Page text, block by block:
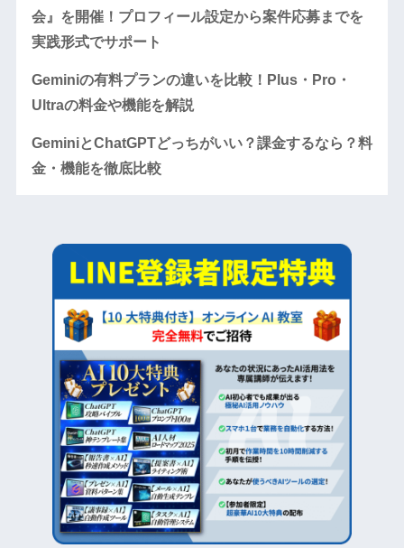
会』を開催！プロフィール設定から案件応募までを
実践形式でサポート
Geminiの有料プランの違いを比較！Plus・Pro・
Ultraの料金や機能を解説
GeminiとChatGPTどっちがいい？課金するなら？料
金・機能を徹底比較